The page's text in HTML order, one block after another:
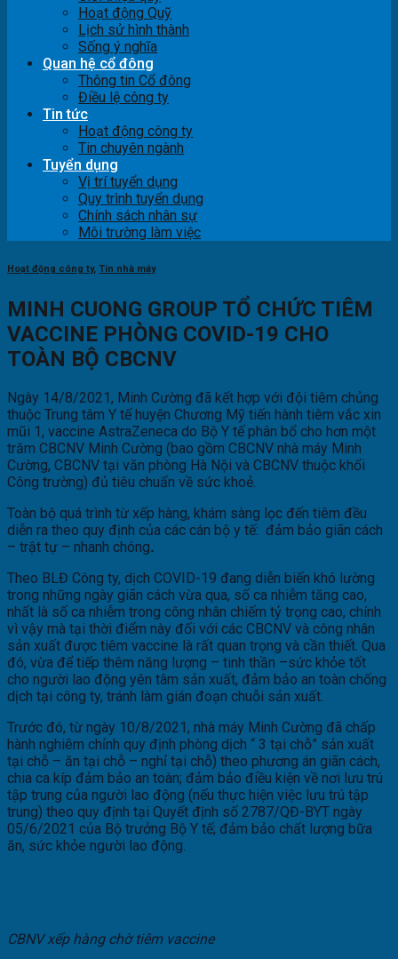
Hoạt động Quỹ
Lịch sử hình thành
Sống ý nghĩa
Quan hệ cổ đông
Thông tin Cổ đông
Điều lệ công ty
Tin tức
Hoạt động công ty
Tin chuyên ngành
Tuyển dụng
Vị trí tuyển dụng
Quy trình tuyển dụng
Chính sách nhân sự
Môi trường làm việc
Hoạt động công ty, Tin nhà máy
MINH CUONG GROUP TỔ CHỨC TIÊM
VACCINE PHÒNG COVID-19 CHO
TOÀN BỘ CBCNV
Ngày 14/8/2021, Minh Cường đã kết hợp với đội tiêm chủng
thuộc Trung tâm Y tế huyện Chương Mỹ tiến hành tiêm vắc xin
mũi 1, vaccine AstraZeneca do Bộ Y tế phân bổ cho hơn một
trăm CBCNV Minh Cường (bao gồm CBCNV nhà máy Minh
Cường, CBCNV tại văn phòng Hà Nội và CBCNV thuộc khối
Công trường) đủ tiêu chuẩn về sức khoẻ.
Toàn bộ quá trình từ xếp hàng, khám sàng lọc đến tiêm đều
diễn ra theo quy định của các cán bộ y tế: đảm bảo giãn cách
– trật tự – nhanh chóng.
Theo BLĐ Công ty, dịch COVID-19 đang diễn biến khó lường
trong những ngày giãn cách vừa qua, số ca nhiễm tăng cao,
nhất là số ca nhiễm trong công nhân chiếm tỷ trọng cao, chính
vì vậy mà tại thời điểm này đối với các CBCNV và công nhân
sản xuất được tiêm vaccine là rất quan trọng và cần thiết. Qua
đó, vừa để tiếp thêm năng lượng – tinh thần –sức khỏe tốt
cho người lao động yên tâm sản xuất, đảm bảo an toàn chống
dịch tại công ty, tránh làm gián đoạn chuỗi sản xuất.
Trước đó, từ ngày 10/8/2021, nhà máy Minh Cường đã chấp
hành nghiêm chỉnh quy định phòng dịch “ 3 tại chỗ” sản xuất
tại chỗ – ăn tại chỗ – nghỉ tại chỗ) theo phương án giãn cách,
chia ca kíp đảm bảo an toàn; đảm bảo điều kiện về nơi lưu trú
tập trung của người lao động (nếu thực hiện việc lưu trú tập
trung) theo quy định tại Quyết định số 2787/QĐ-BYT ngày
05/6/2021 của Bộ trưởng Bộ Y tế; đảm bảo chất lượng bữa
ăn, sức khỏe người lao động.
CBNV xếp hàng chờ tiêm vaccine